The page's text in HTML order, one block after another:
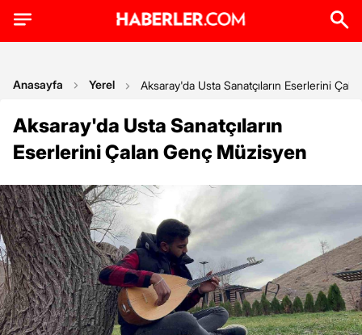
Anasayfa Yerel Aksaray'da Usta Sanatçıların Eserlerini
Aksaray'da Usta Sanatçıların
Eserlerini Çalan Genç Müzisyen